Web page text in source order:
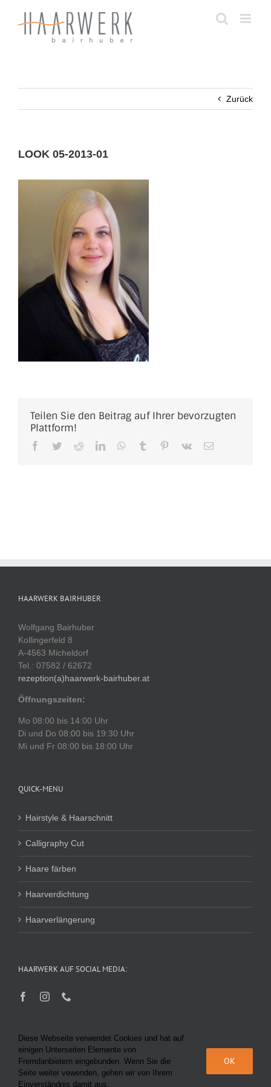
Zurück
LOOK 05-2013-01
Teilen Sie den Beitrag auf Ihrer bevorzugten
Plattform!
Facebook
TwitterRedditLinkedInWhatsApp
Tumblr Pinterest
Vk
E-
HAARWERK BAIRHUBER
Wolfgang Bairhuber
Kollingerfeld 8
A-4563 Micheldorf
Tel.: 07582 / 62672
rezeption(a)haarwerk-bairhuber.at
Öffnungszeiten:
Mo 08:00 bis 14:00 Uhr
Di und Do 08:00 bis 19:30 Uhr
Mi und Fr 08:00 bis 18:00 Uhr
QUICK-MENU
Hairstyle & Haarschnitt
Calligraphy Cut
Haare färben
Haarverdichtung
Haarverlängerung
HAARWERK AUF SOCIAL MEDIA:
© Haarwerk Bairhuber 2025 |Datenschutz| Impressum|AGB|KI-
Diese Webseite verwendet Cookies und hat auf
einigen Unterseiten Elemente von
Fremdanbietern eingebunden. Wenn Sie die
Seite weiter vewenden, gehen wir von Ihrem
Einverständnis damit aus.
OK